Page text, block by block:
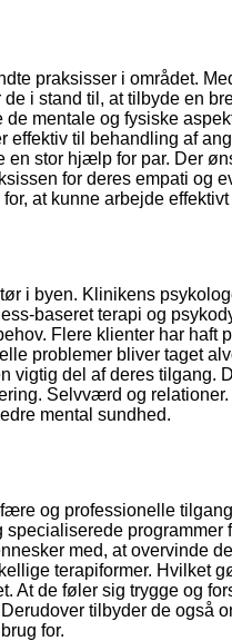
praksisser i området.
i stand til, at tilbyde en
mentale og fysiske
til behandling af
stor hjælp for par. Der
for deres empati og
at kunne arbejde
i byen. Klinikens
baseret terapi og
Flere klienter har haft
problemer bliver taget
del af deres tilgang.
Selvværd og
mental sundhed.
og professionelle
programmer
med, at overvinde
terapiformer. Hvilket
At de føler sig trygge og
tilbyder de også
for.